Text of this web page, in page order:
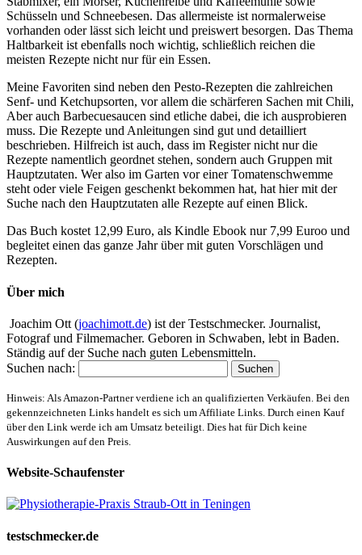
Schüsseln und Schneebesen. Das allermeiste ist normalerweise
vorhanden oder lässt sich leicht und preiswert besorgen. Das Thema
Haltbarkeit ist ebenfalls noch wichtig, schließlich reichen die
meisten Rezepte nicht nur für ein Essen.
Meine Favoriten sind neben den Pesto-Rezepten die zahlreichen
Senf- und Ketchupsorten, vor allem die schärferen Sachen mit Chili,
Aber auch Barbecuesaucen sind etliche dabei, die ich ausprobieren
muss. Die Rezepte und Anleitungen sind gut und detailliert
beschrieben. Hilfreich ist auch, dass im Register nicht nur die
Rezepte namentlich geordnet stehen, sondern auch Gruppen mit
Hauptzutaten. Wer also im Garten vor einer Tomatenschwemme
steht oder viele Feigen geschenkt bekommen hat, hat hier mit der
Suche nach den Hauptzutaten alle Rezepte auf einen Blick.
Das Buch kostet 12,99 Euro, als Kindle Ebook nur 7,99 Euroo und
begleitet einen das ganze Jahr über mit guten Vorschlägen und
Rezepten.
Über mich
Joachim Ott (joachimott.de) ist der Testschmecker. Journalist,
Fotograf und Filmemacher. Geboren in Schwaben, lebt in Baden.
Ständig auf der Suche nach guten Lebensmitteln.
Suchen nach:
Hinweis: Als Amazon-Partner verdiene ich an qualifizierten Verkäufen. Bei den
gekennzeichneten Links handelt es sich um Affiliate Links. Durch einen Kauf
über den Link werde ich am Umsatz beteiligt. Dies hat für Dich keine
Auswirkungen auf den Preis.
Website-Schaufenster
testschmecker.de